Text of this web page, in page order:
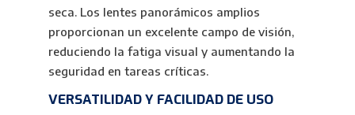
seca. Los lentes panorámicos amplios
proporcionan un excelente campo de visión,
reduciendo la fatiga visual y aumentando la
seguridad en tareas críticas.
VERSATILIDAD Y FACILIDAD DE USO